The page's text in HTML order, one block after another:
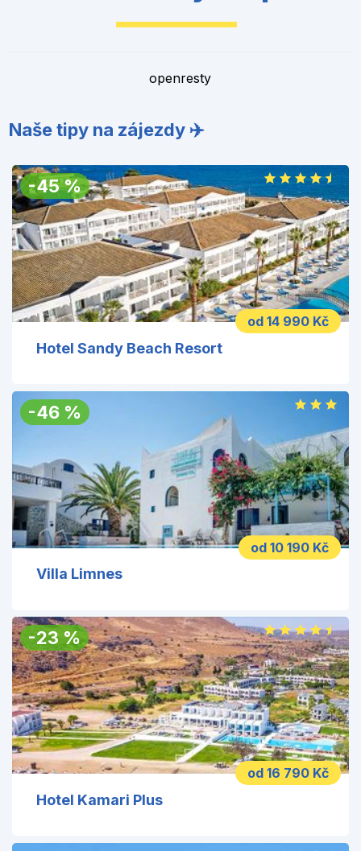
openresty
Naše tipy na zájezdy ✈️
od 14 990 Kč
-45%
Hotel Sandy Beach Resort
od 10 190 Kč
-46 %
Villa Limnes
od 16 790 Kč
-23 %
Hotel Kamari Plus